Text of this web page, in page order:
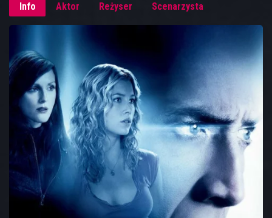
Info Aktor Reżyser Scenarzysta